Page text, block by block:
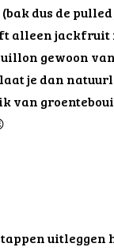
dus de
alleen jackfruit
gewoon
je dan
van
uitleggen